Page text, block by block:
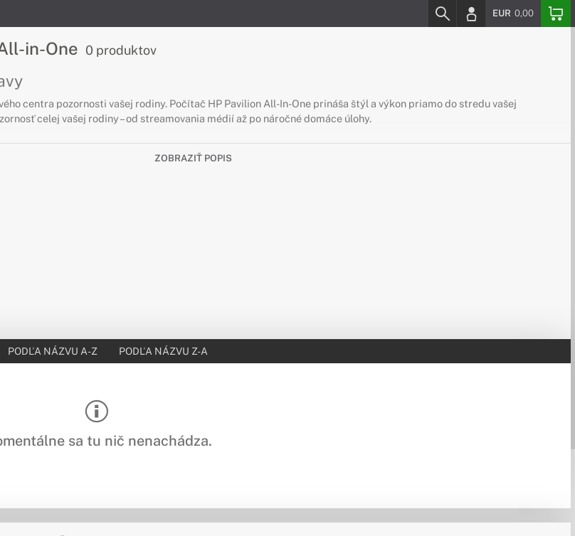
EUR 0,00
in-One 0 produktov
centra pozornosti vašej rodiny. Počítač HP Pavilion All-In-One prináša štýl a výkon priamo do stredu vašej
celej vašej rodiny – od streamovania médií až po náročné domáce úlohy.
ZOBRAZIŤ POPIS
PODĽA NÁZVU A-Z PODĽA NÁZVU Z-A
sa tu nič nenachádza.